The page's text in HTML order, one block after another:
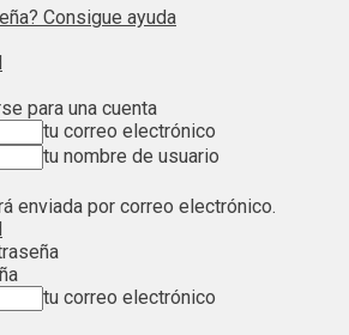
Consigue ayuda
para una cuenta
tu correo electrónico
tu nombre de usuario
enviada por correo electrónico.
tu correo electrónico